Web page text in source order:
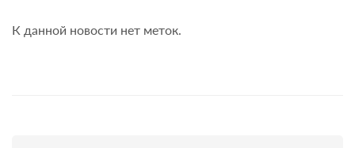
К данной новости нет меток.